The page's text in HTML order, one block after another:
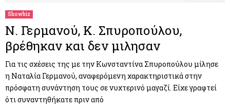
Showbiz
Ν. Γερμανού, Κ. Σπυροπούλου,
βρέθηκαν και δεν μιλησαν
Για τις σχέσεις της με την Κωνσταντίνα Σπυροπούλου μίλησε
η Ναταλία Γερμανού, αναφερόμενη χαρακτηριστικά στην
πρόσφατη συνάντηση τους σε νυχτερινό μαγαζί. Είχε γραφτεί
ότι συναντηθήκατε πριν από